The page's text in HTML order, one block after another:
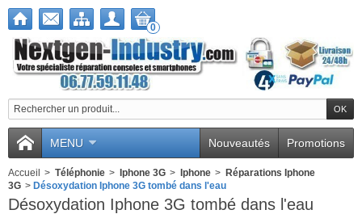
0
MENU Promotions
Nouveautés
Accueil > Téléphonie > Iphone 3G > Iphone > Réparations Iphone
3G > Désoxydation Iphone 3G tombé dans l'eau
Désoxydation Iphone 3G tombé dans l'eau